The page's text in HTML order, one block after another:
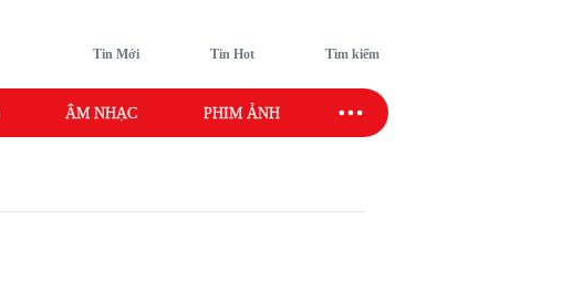
Tin Mới Tin Hot Tìm kiếm
ÂM NHẠC PHIM ẢNH SAO SPORT